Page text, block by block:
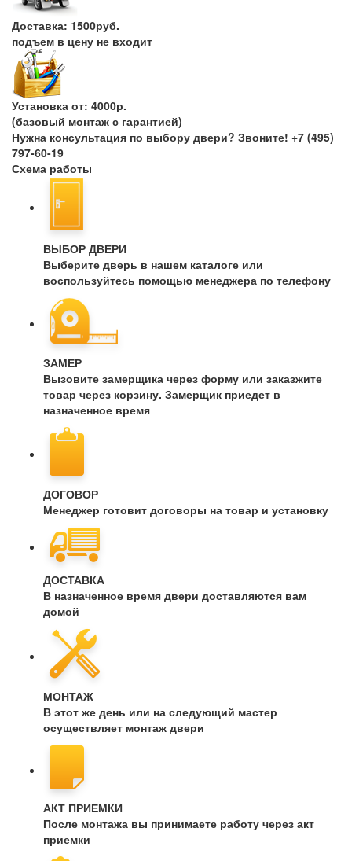
Доставка: 1500руб.
подъем в цену не входит
Установка от: 4000р.
(базовый монтаж с гарантией)
Нужна консультация по выбору двери? Звоните! +7 (495)
797-60-19
Схема работы
ВЫБОР ДВЕРИ
Выберите дверь в нашем каталоге или
воспользуйтесь помощью менеджера по телефону
ЗАМЕР
Вызовите замерщика через форму или заказжите
товар через корзину. Замерщик приедет в
назначенное время
ДОГОВОР
Менеджер готовит договоры на товар и установку
ДОСТАВКА
В назначенное время двери доставляются вам
домой
МОНТАЖ
В этот же день или на следующий мастер
осуществляет монтаж двери
АКТ ПРИЕМКИ
После монтажа вы принимаете работу через акт
приемки